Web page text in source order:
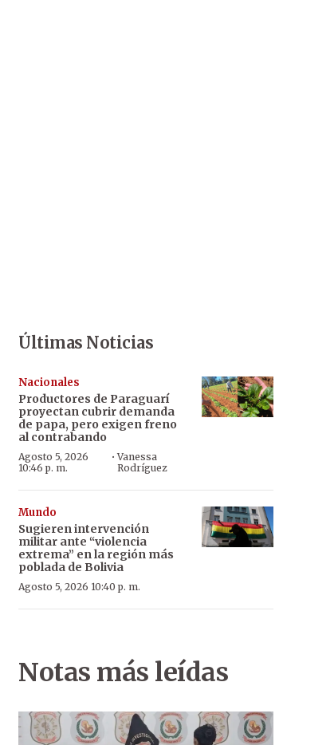
Últimas Noticias
Nacionales
Productores de Paraguarí
proyectan cubrir demanda
de papa, pero exigen freno
al contrabando
Agosto 5, 2026
10:46 p. m.
·Vanessa
Rodríguez
Mundo
Sugieren intervención
militar ante “violencia
extrema” en la región más
poblada de Bolivia
Agosto 5, 2026 10:40 p. m.
Notas más leídas